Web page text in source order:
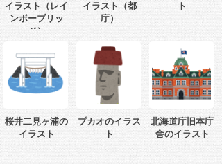
イラスト（レイ
ンボーブリッ
ジ）
イラスト（都
庁）
ト
桜井二見ヶ浦の
イラスト
プカオのイラス
ト
北海道庁旧本庁
舎のイラスト